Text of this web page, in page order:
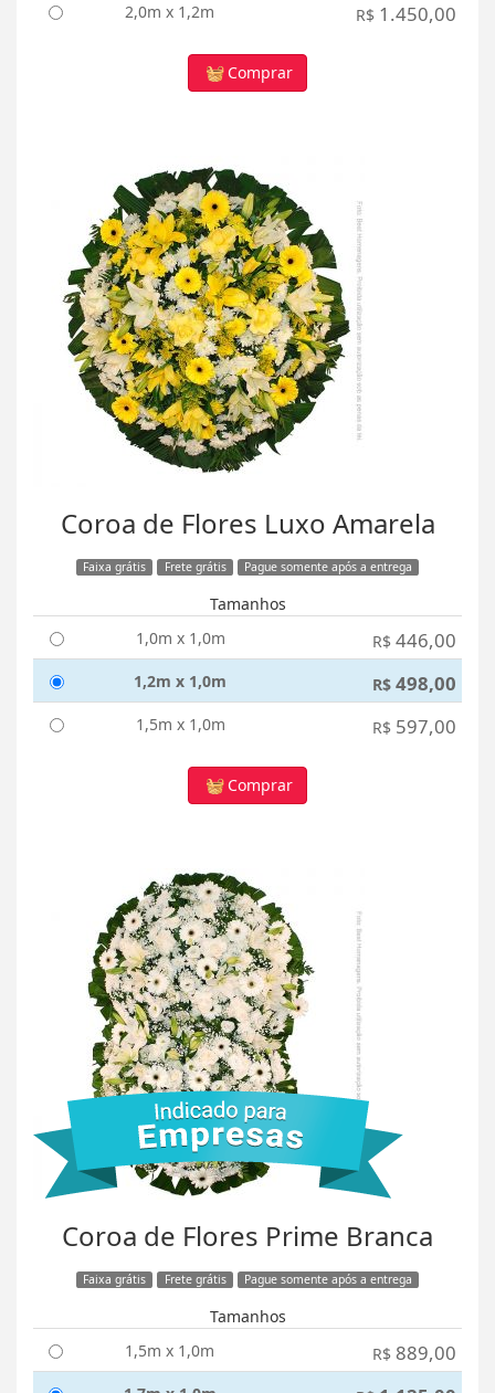
2,0m x 1,2m R$ 1.450,00
Comprar
Coroa de Flores Luxo Amarela
Faixa grátis Frete grátis Pague somente após a entrega
Tamanhos
1,0m x 1,0m
R$ 446,00
1,2m x 1,0m R$ 498,00
1,5m x 1,0m R$ 597,00
Comprar
Coroa de Flores Prime Branca
Faixa grátis Frete grátis Pague somente após a entrega
Tamanhos
1,5m x 1,0m
R$ 889,00